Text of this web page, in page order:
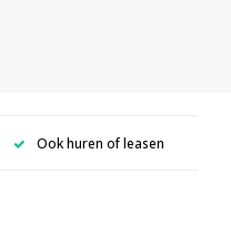
Ook huren of leasen